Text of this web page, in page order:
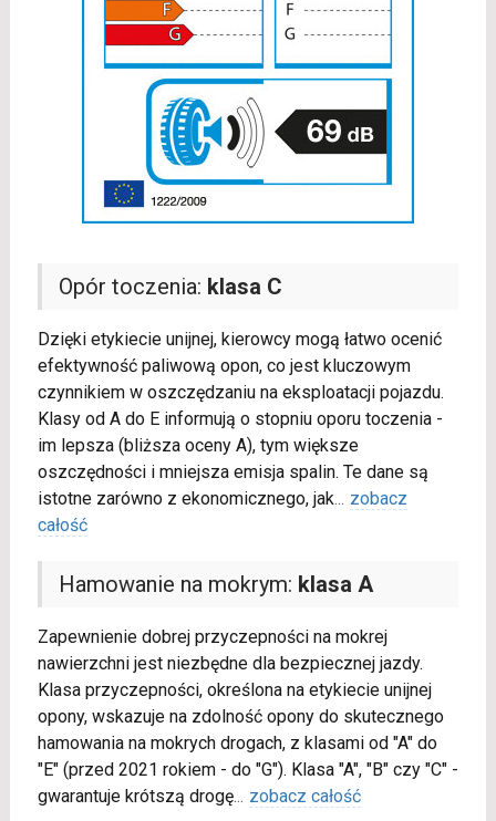
Opór toczenia: klasa C
Dzięki etykiecie unijnej, kierowcy mogą łatwo ocenić
efektywność paliwową opon, co jest kluczowym
czynnikiem w oszczędzaniu na eksploatacji pojazdu.
Klasy od A do E informują o stopniu oporu toczenia -
im lepsza (bliższa oceny A), tym większe
oszczędności i mniejsza emisja spalin. Te dane są
istotne zarówno z ekonomicznego, jak... zobacz
całość
Hamowanie na mokrym: klasa A
Zapewnienie dobrej przyczepności na mokrej
nawierzchni jest niezbędne dla bezpiecznej jazdy.
Klasa przyczepności, określona na etykiecie unijnej
opony, wskazuje na zdolność opony do skutecznego
hamowania na mokrych drogach, z klasami od "A" do
"E" (przed 2021 rokiem - do "G"). Klasa "A", "B" czy "C" -
gwarantuje krótszą drogę... zobacz całość